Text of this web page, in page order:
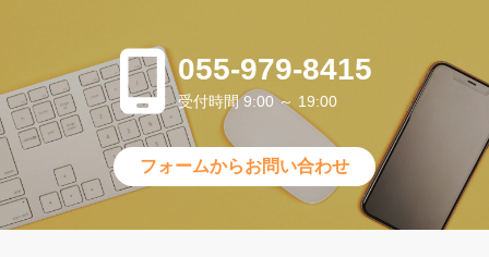
055-979-8415
受付時間 9:00 ～ 19:00
フォームからお問い合わせ